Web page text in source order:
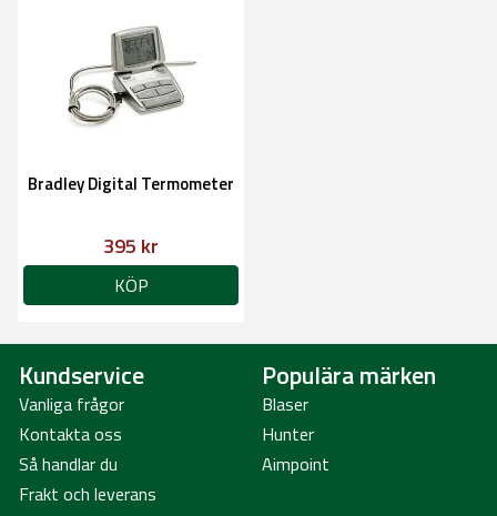
Bradley Digital Termometer
395 kr
KÖP
Kundservice
Vanliga frågor
Kontakta oss
Så handlar du
Frakt och leverans
Populära märken
Blaser
Hunter
Aimpoint